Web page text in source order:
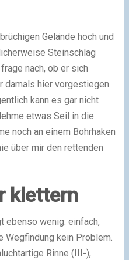
Gelände hoch und
Steinschlag
nach, ob er sich
damals hier vorgestiegen.
kann es gar nicht
etwas Seil in die
noch an einem Bohrhaken
über mir den rettenden
klettern
ebenso wenig: einfach,
Wegfindung kein Problem.
Rinne (III-),